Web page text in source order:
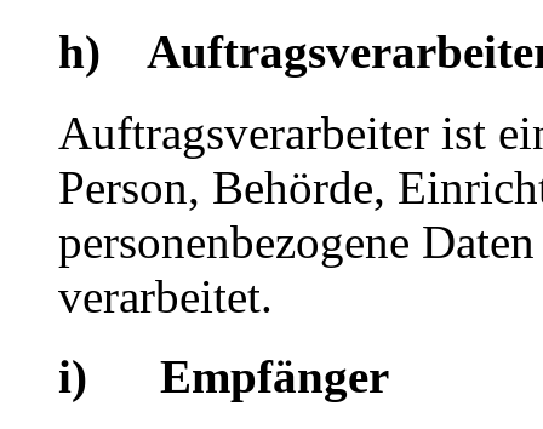
h)
Auftragsverarbeiter ist
Person, Behörde,
personenbezogene
verarbeitet.
i) Empfänger